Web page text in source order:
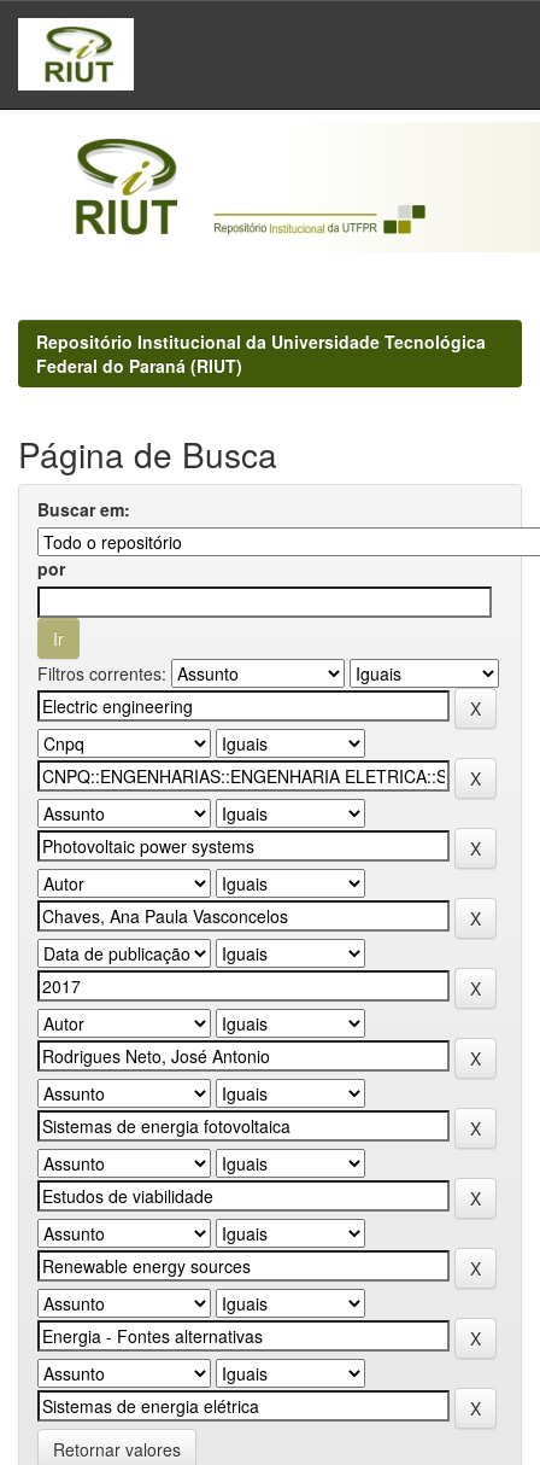
Skip
navigation
Repositório Institucional da Universidade Tecnológica
Federal do Paraná (RIUT)
Página de Busca
Buscar em:
por
Filtros correntes:
Retornar valores